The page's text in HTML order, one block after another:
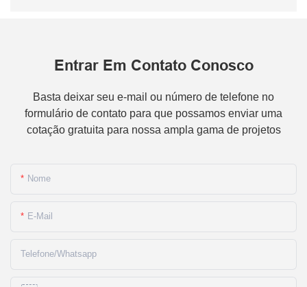
Entrar Em Contato Conosco
Basta deixar seu e-mail ou número de telefone no
formulário de contato para que possamos enviar uma
cotação gratuita para nossa ampla gama de projetos
Nome
E-Mail
Telefone/whatsapp